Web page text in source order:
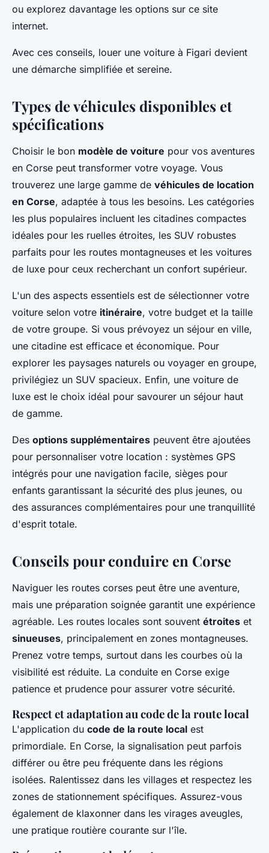
ou explorez davantage les options sur ce site
internet.
Avec ces conseils, louer une voiture à Figari devient
une démarche simplifiée et sereine.
Types de véhicules disponibles et
spécifications
Choisir le bon modèle de voiture pour vos aventures
en Corse peut transformer votre voyage. Vous
trouverez une large gamme de véhicules de location
en Corse, adaptée à tous les besoins. Les catégories
les plus populaires incluent les citadines compactes
idéales pour les ruelles étroites, les SUV robustes
parfaits pour les routes montagneuses et les voitures
de luxe pour ceux recherchant un confort supérieur.
L'un des aspects essentiels est de sélectionner votre
voiture selon votre itinéraire, votre budget et la taille
de votre groupe. Si vous prévoyez un séjour en ville,
une citadine est efficace et économique. Pour
explorer les paysages naturels ou voyager en groupe,
privilégiez un SUV spacieux. Enfin, une voiture de
luxe est le choix idéal pour savourer un séjour haut
de gamme.
Des options supplémentaires peuvent être ajoutées
pour personnaliser votre location : systèmes GPS
intégrés pour une navigation facile, sièges pour
enfants garantissant la sécurité des plus jeunes, ou
des assurances complémentaires pour une tranquillité
d'esprit totale.
Conseils pour conduire en Corse
Naviguer les routes corses peut être une aventure,
mais une préparation soignée garantit une expérience
agréable. Les routes locales sont souvent étroites et
sinueuses, principalement en zones montagneuses.
Prenez votre temps, surtout dans les courbes où la
visibilité est réduite. La conduite en Corse exige
patience et prudence pour assurer votre sécurité.
Respect et adaptation au code de la route local
L'application du code de la route local est
primordiale. En Corse, la signalisation peut parfois
différer ou être peu fréquente dans les régions
isolées. Ralentissez dans les villages et respectez les
zones de stationnement spécifiques. Assurez-vous
également de klaxonner dans les virages aveugles,
une pratique routière courante sur l'île.